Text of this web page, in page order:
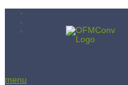
menu